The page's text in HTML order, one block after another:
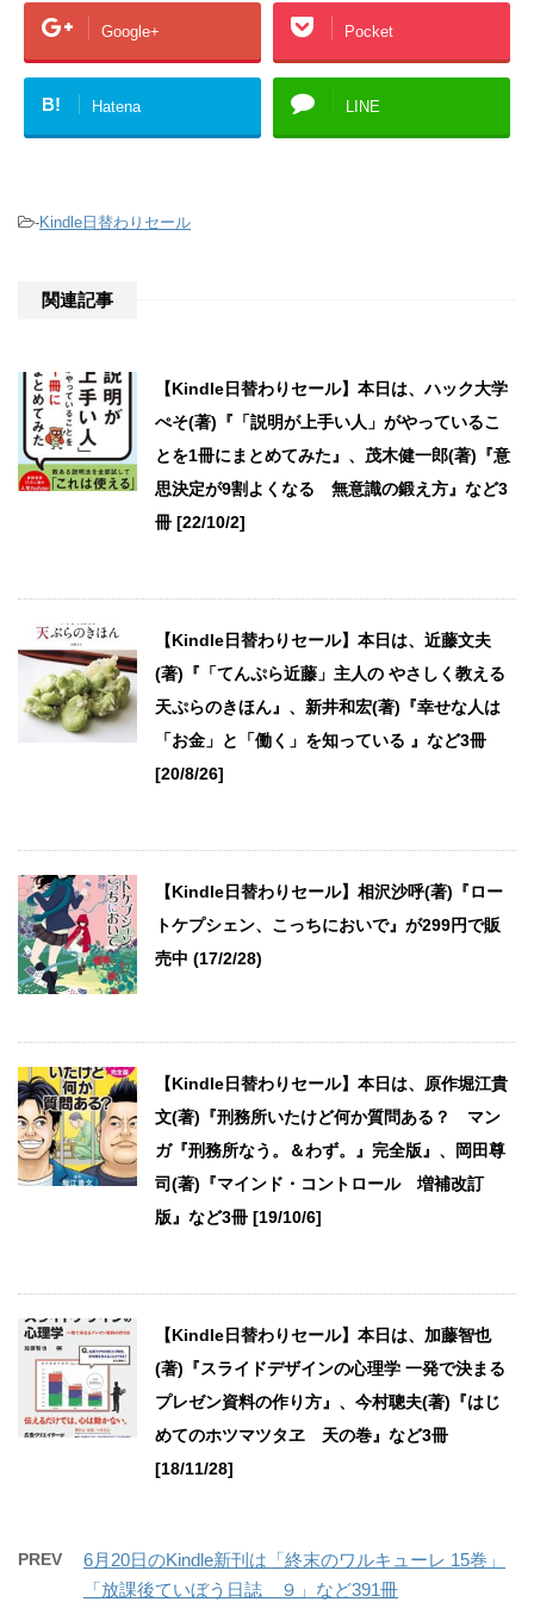
Google+ Pocket
B! Hatena LINE
-Kindle日替わりセール
関連記事
【Kindle日替わりセール】本日は、ハック大学
ぺそ(著)『「説明が上手い人」がやっているこ
とを1冊にまとめてみた』、茂木健一郎(著)『意
思決定が9割よくなる 無意識の鍛え方』など3
冊 [22/10/2]
【Kindle日替わりセール】本日は、近藤文夫
(著)『「てんぷら近藤」主人の やさしく教える
天ぷらのきほん』、新井和宏(著)『幸せな人は
「お金」と「働く」を知っている 』など3冊
[20/8/26]
【Kindle日替わりセール】相沢沙呼(著)『ロー
トケプシェン、こっちにおいで』が299円で販
売中 (17/2/28)
【Kindle日替わりセール】本日は、原作堀江貴
文(著)『刑務所いたけど何か質問ある？ マン
ガ『刑務所なう。＆わず。』完全版』、岡田尊
司(著)『マインド・コントロール 増補改訂
版』など3冊 [19/10/6]
【Kindle日替わりセール】本日は、加藤智也
(著)『スライドデザインの心理学 一発で決まる
プレゼン資料の作り方』、今村聰夫(著)『はじ
めてのホツマツタヱ 天の巻』など3冊
[18/11/28]
PREV
6月20日のKindle新刊は「終末のワルキューレ 15巻」
「放課後ていぼう日誌 ９」など391冊